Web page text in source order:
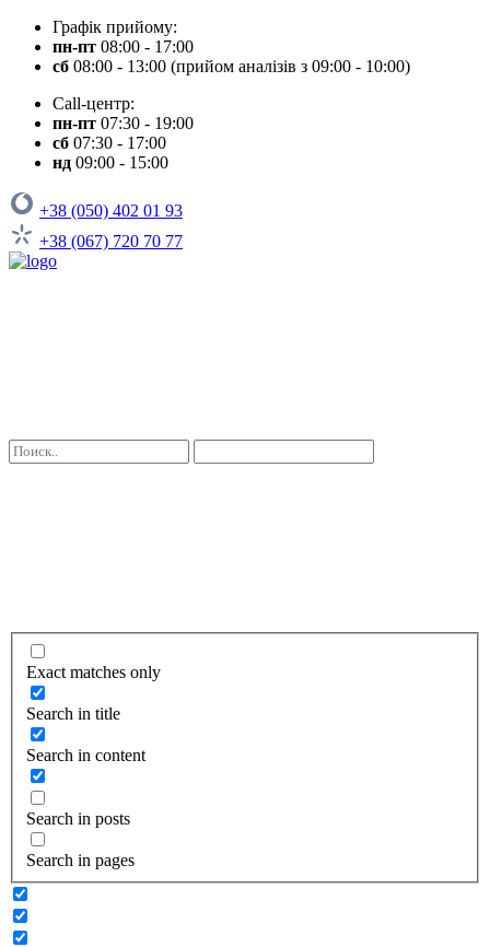
Графік прийому:
пн-пт 08:00 - 17:00
сб 08:00 - 13:00 (прийом аналізів з 09:00 - 10:00)
Call-центр:
пн-пт 07:30 - 19:00
сб 07:30 - 17:00
нд 09:00 - 15:00
+38 (050) 402 01 93
+38 (067) 720 70 77
Exact matches only
Search in title
Search in content
Search in posts
Search in pages